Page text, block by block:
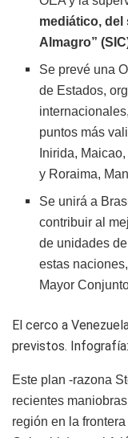
mediático,
Almagro”
Se prevé una
de Estados,
puntos más
Inirida,
y Roraima,
Se uniráa
contribuir al
de unidades
estas
Mayor
El cerco a
previstos.
Este plan -razona
recientes
región en la